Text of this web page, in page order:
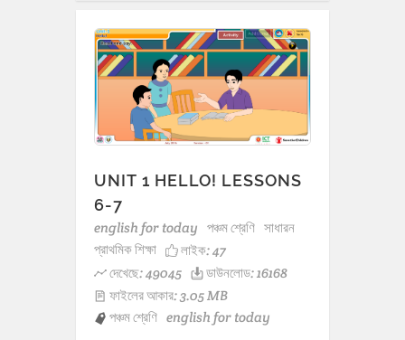
UNIT 1 HELLO! LESSONS
6-7
english for today পঞ্চম শ্রেণি সাধারন
প্রাথমিক শিক্ষা
লাইক:47
দেখেছে: 49045
ডাউনলোড: 16168
ফাইলের আকার: 3.05 MB
পঞ্চম শ্রেণি english for today